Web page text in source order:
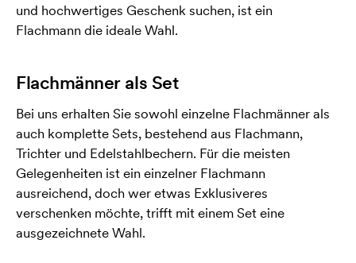
und hochwertiges Geschenk suchen, ist ein
Flachmann die ideale Wahl.
Flachmänner als Set
Bei uns erhalten Sie sowohl einzelne Flachmänner als
auch komplette Sets, bestehend aus Flachmann,
Trichter und Edelstahlbechern. Für die meisten
Gelegenheiten ist ein einzelner Flachmann
ausreichend, doch wer etwas Exklusiveres
verschenken möchte, trifft mit einem Set eine
ausgezeichnete Wahl.